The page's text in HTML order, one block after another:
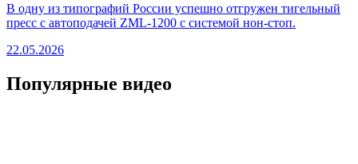
В одну из типографий России успешно отгружен тигельный
пресс с автоподачей ZML-1200 с системой нон-стоп.
22.05.2026
Популярные видео